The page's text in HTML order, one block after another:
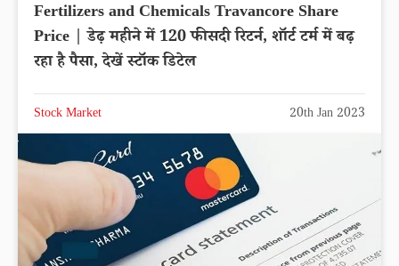
Fertilizers and Chemicals Travancore Share
Price | डेढ़ महीने में 120 फीसदी रिटर्न, शॉर्ट टर्म में बढ़
रहा है पैसा, देखें स्टॉक डिटेल
Stock Market 20th Jan 2023